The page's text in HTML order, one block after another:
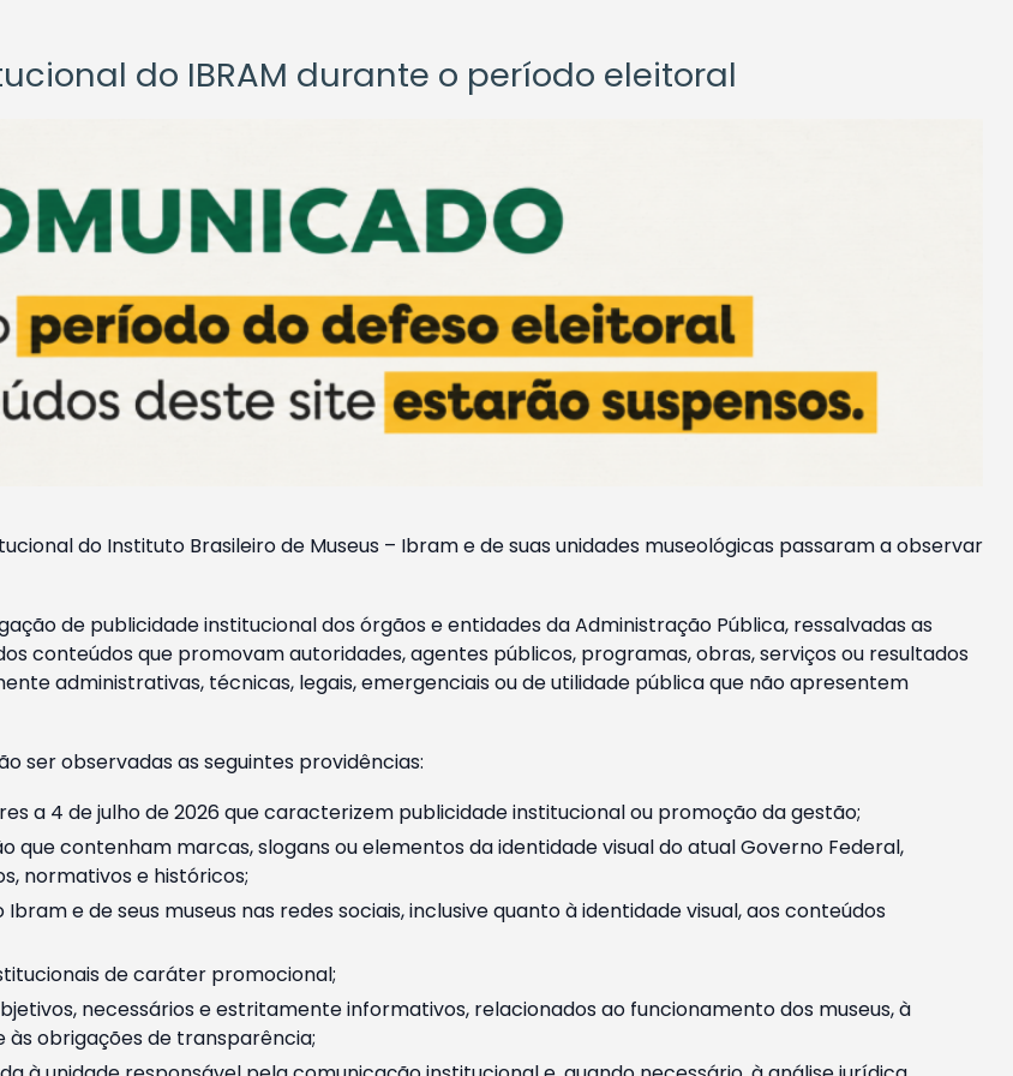
do IBRAM durante o período eleitoral
do Instituto Brasileiro de Museus – Ibram e de suas unidades museológicas passaram a observar
de publicidade institucional dos órgãos e entidades da Administração Pública, ressalvadas as
conteúdos que promovam autoridades, agentes públicos, programas, obras, serviços ou resultados
administrativas, técnicas, legais, emergenciais ou de utilidade pública que não apresentem
ser observadas as seguintes providências:
a 4 de julho de 2026 que caracterizem publicidade institucional ou promoção da gestão;
que contenham marcas, slogans ou elementos da identidade visual do atual Governo Federal,
normativos e históricos;
e de seus museus nas redes sociais, inclusive quanto à identidade visual, aos conteúdos
de caráter promocional;
necessários e estritamente informativos, relacionados ao funcionamento dos museus, à
obrigações de transparência;